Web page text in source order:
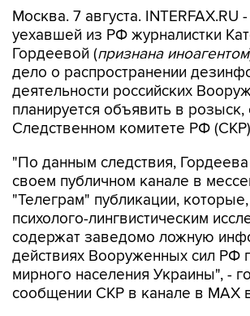
Гордеевой (признана иноагентом
дело о распространении
деятельности российских
планируется объявить в розыск,
Следственном комитете РФ
"По данным следствия, Гордеева
"Телеграм" публикации, которые,
психолого-лингвистическим
содержат заведомо ложную
действиях Вооруженных сил РФ
мирного населения Украины", -
сообщении СКР в канале в MAX в
В ведомстве отметили, что в